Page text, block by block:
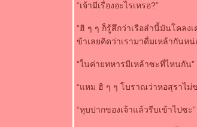
“เจ้ามีเรื่องอะไรเหรอ?”
“ฮิ ๆ ๆ ก็รู้สึกว่าเรือลำนี้มันโคล
ข้าเลยคิดว่าเรามาดื่มเหล้ากันหน่
“ในค่ายทหารมีเหล้าซะที่ไหนกัน
“แหม ฮิ ๆ ๆ โบราณว่าหอสุราไม่
“หุบปากของเจ้าแล้วรีบเข้าไปซะ”